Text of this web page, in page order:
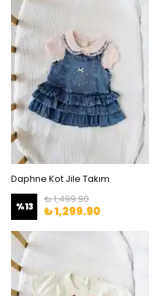
Daphne Kot Jile Takım
%13
₺ 1,499.90
₺ 1,299.90